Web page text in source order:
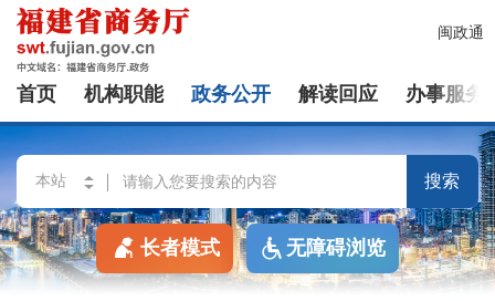
闽政通
首页 机构职能 政务公开 解读回应 办事服务
搜索
长者模式 无障碍浏览